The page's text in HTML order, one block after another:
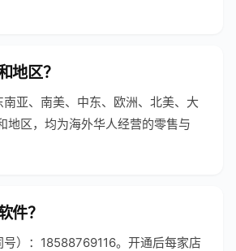
地区？
亚、南美、中东、欧洲、北美、大
地区，均为海外华人经营的零售与
件？
号）：18588769116。开通后每家店